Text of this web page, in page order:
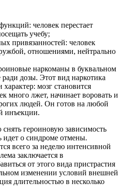
человек перестает
учебу;
привязанностей: человек
отношениями, нейтрально
наркоманы в буквальном
дозы. Этот вид наркотика
мозг становится
много лжет, начинает воровать и
людей. Он готов на любой
инъекции.
героиновую зависимость
идет о синдроме отмены.
всего за неделю интенсивной
заключается в
от этого вида пристрастия
изменении условий внешней
длительностью в несколько